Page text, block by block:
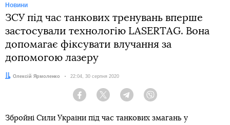
Новини
ЗСУ під час танкових тренувань вперше
застосували технологію LASERTAG. Вона
допомагає фіксувати влучання за
допомогою лазеру
Автор:
Олексій Ярмоленко Дата:
22:04, 30 серпня 2020
Facebook Twitter Telegram
Збройні Сили України під час танкових змагань у